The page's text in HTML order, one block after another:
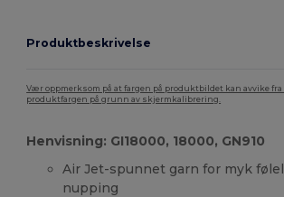
Produktbeskrivelse
Vær oppmerksom på at fargen på produktbildet kan avvike
produktfargen på grunn av skjermkalibrering.
Henvisning: GI18000, 18000, GN910
Air Jet-spunnet garn for myk
nupping